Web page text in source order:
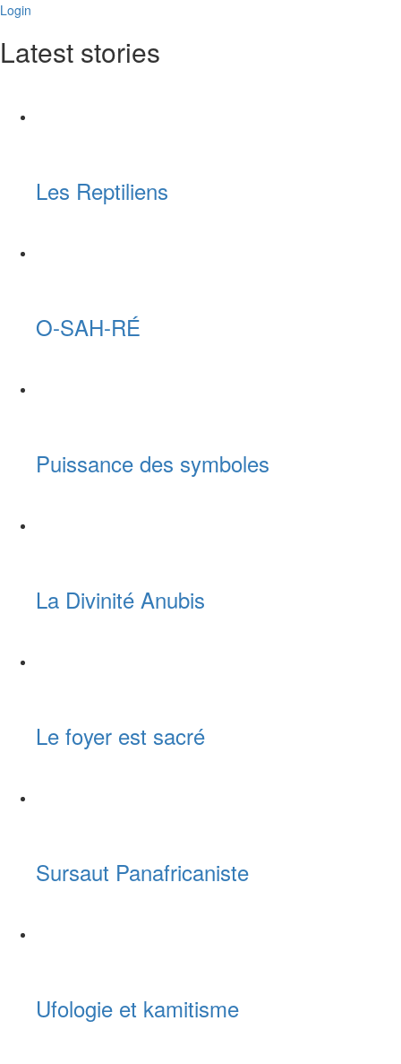
Login
Latest stories
Les Reptiliens
O-SAH-RÉ
Puissance des symboles
La Divinité Anubis
Le foyer est sacré
Sursaut Panafricaniste
Ufologie et kamitisme